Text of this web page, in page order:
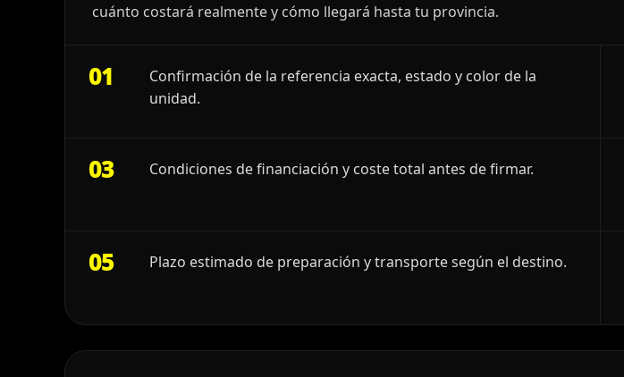
cuánto costará realmente y cómo llegará hasta tu provincia.
01
Confirmación de la referencia exacta, estado y color de la
unidad.
03 Condiciones de financiación y coste total antes de firmar.
05 Plazo estimado de preparación y transporte según el destino.